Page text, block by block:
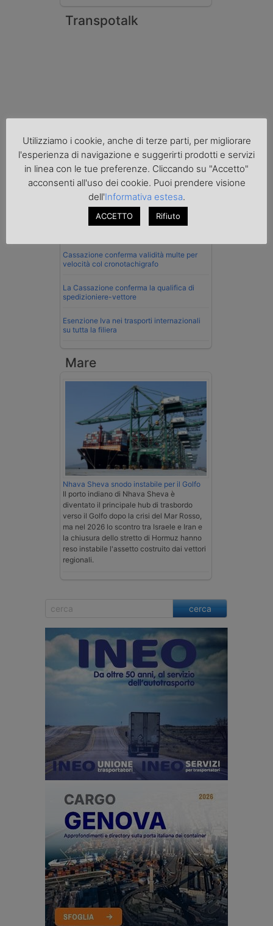
Transpotalk
Normativa
La riforma del Codice della Strada punta
sull’autotrasporto
Imprenditore di Prato assolto per infortunio
Cassazione conferma validità multe per
velocità col cronotachigrafo
La Cassazione conferma la qualifica di
spedizioniere-vettore
Esenzione Iva nei trasporti internazionali
su tutta la filiera
Mare
Nhava Sheva snodo instabile per il Golfo
Il porto indiano di Nhava Sheva è
diventato il principale hub di trasbordo
verso il Golfo dopo la crisi del Mar Rosso,
ma nel 2026 lo scontro tra Israele e Iran e
la chiusura dello stretto di Hormuz hanno
reso instabile l'assetto costruito dai vettori
regionali.
cerca
Utilizziamo i cookie, anche di terze parti, per migliorare
l'esperienza di navigazione e suggerirti prodotti e servizi
in linea con le tue preferenze. Cliccando su "Accetto"
acconsenti all'uso dei cookie. Puoi prendere visione
dell'Informativa estesa.
ACCETTO Rifiuto